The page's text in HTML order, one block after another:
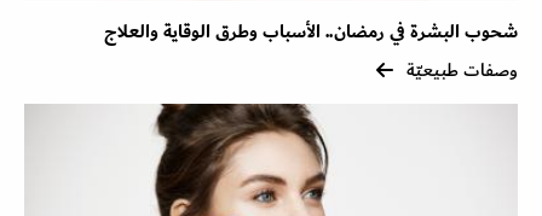
شحوب البشرة في رمضان.. الأسباب وطرق الوقاية والعلاج
وصفات طبيعيّة